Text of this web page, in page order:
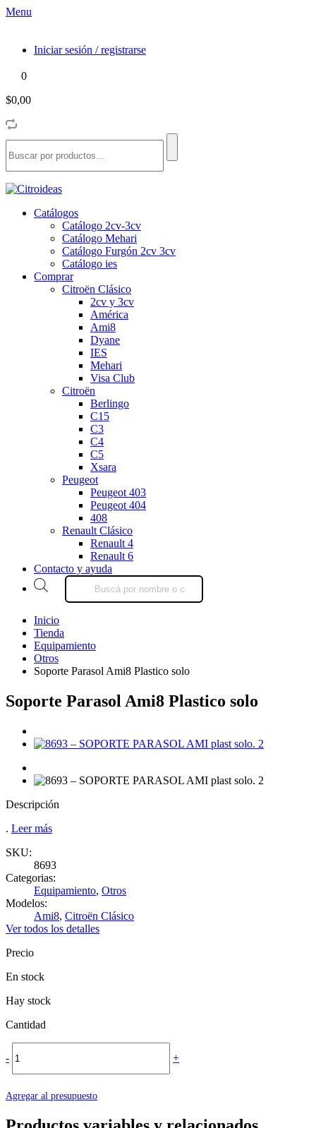
Menu
Iniciar sesión / registrarse
0
$0,00
Catálogos
Catálogo 2cv-3cv
Catálogo Mehari
Catálogo Furgón 2cv 3cv
Catálogo ies
Comprar
Citroën Clásico
2cv y 3cv
América
Ami8
Dyane
IES
Mehari
Visa Club
Citroën
Berlingo
C15
C3
C4
C5
Xsara
Peugeot
Peugeot 403
Peugeot 404
408
Renault Clásico
Renault 4
Renault 6
Contacto y ayuda
Products
Inicio
Tienda
Equipamiento
Otros
Soporte Parasol Ami8 Plastico solo
Soporte Parasol Ami8 Plastico solo
Descripción
. Leer más
SKU:
8693
Categorias:
Equipamiento, Otros
Modelos:
Ami8, Citroën Clásico
Ver todos los detalles
Precio
En stock
Hay stock
Cantidad
- +
Agregar al presupuesto